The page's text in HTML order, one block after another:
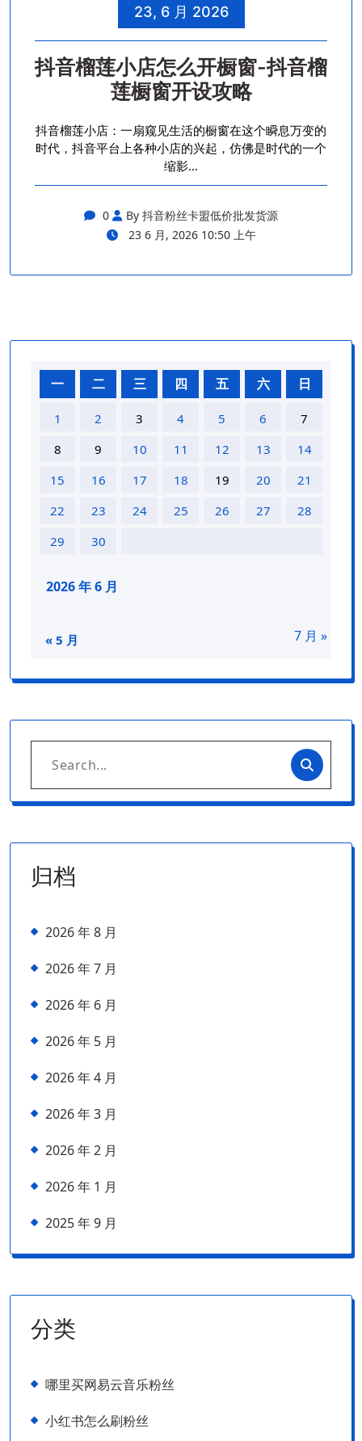
23, 6 月 2026
抖音榴莲小店怎么开橱窗-抖音榴
莲橱窗开设攻略
抖音榴莲小店：一扇窥见生活的橱窗在这个瞬息万变的
时代，抖音平台上各种小店的兴起，仿佛是时代的一个
缩影…
0
By 抖音粉丝卡盟低价批发货源
23 6 月, 2026 10:50 上午
2026 年 6 月
一 二 三 四 五 六 日
1 2 3 4 5 6
7
8
9 10 11 12 13
14
15
16 17 18 19 20
21
22
23 24 25 26 27
28
29
30
« 5 月 7 月 »
Search
for:
归档
2026 年 8 月
2026 年 7 月
2026 年 6 月
2026 年 5 月
2026 年 4 月
2026 年 3 月
2026 年 2 月
2026 年 1 月
2025 年 9 月
分类
哪里买网易云音乐粉丝
小红书怎么刷粉丝